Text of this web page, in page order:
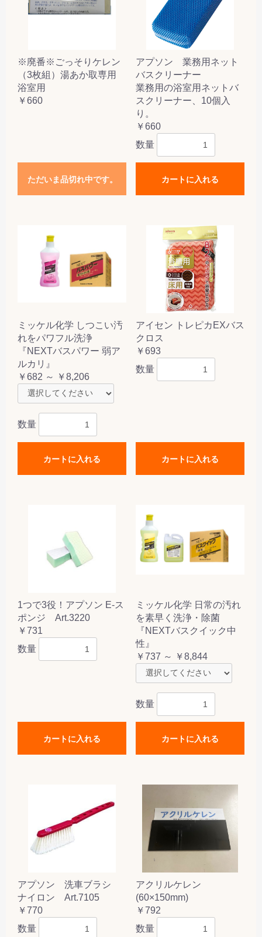
※廃番※ごっそりケレン
（3枚組）湯あか取専用
浴室用
￥660
ただいま品切れ中です。
アプソン 業務用ネット
バスクリーナー
業務用の浴室用ネットバ
スクリーナー、10個入
り。
￥660
数量
カートに入れる
ミッケル化学 しつこい汚
れをパワフル洗浄
『NEXTバスパワー 弱ア
ルカリ』
￥682 ～ ￥8,206
数量
カートに入れる
アイセン トレピカEXバス
クロス
￥693
数量
カートに入れる
1つで3役！アプソン E-ス
ポンジ Art.3220
￥731
数量
カートに入れる
ミッケル化学 日常の汚れ
を素早く洗浄・除菌
『NEXTバスクイック中
性』
￥737 ～ ￥8,844
数量
カートに入れる
アプソン 洗車ブラシ
ナイロン Art.7105
￥770
数量
アクリルケレン
(60×150mm)
￥792
数量